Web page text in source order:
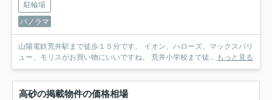
駐輪場
パノラマ
山陽電鉄荒井駅まで徒歩１５分です。 イオン、ハローズ、マックスバリ
ュー、モリスがお買い物にいいですね。 荒井小学校まで徒... もっと見る
高砂の掲載物件の価格相場